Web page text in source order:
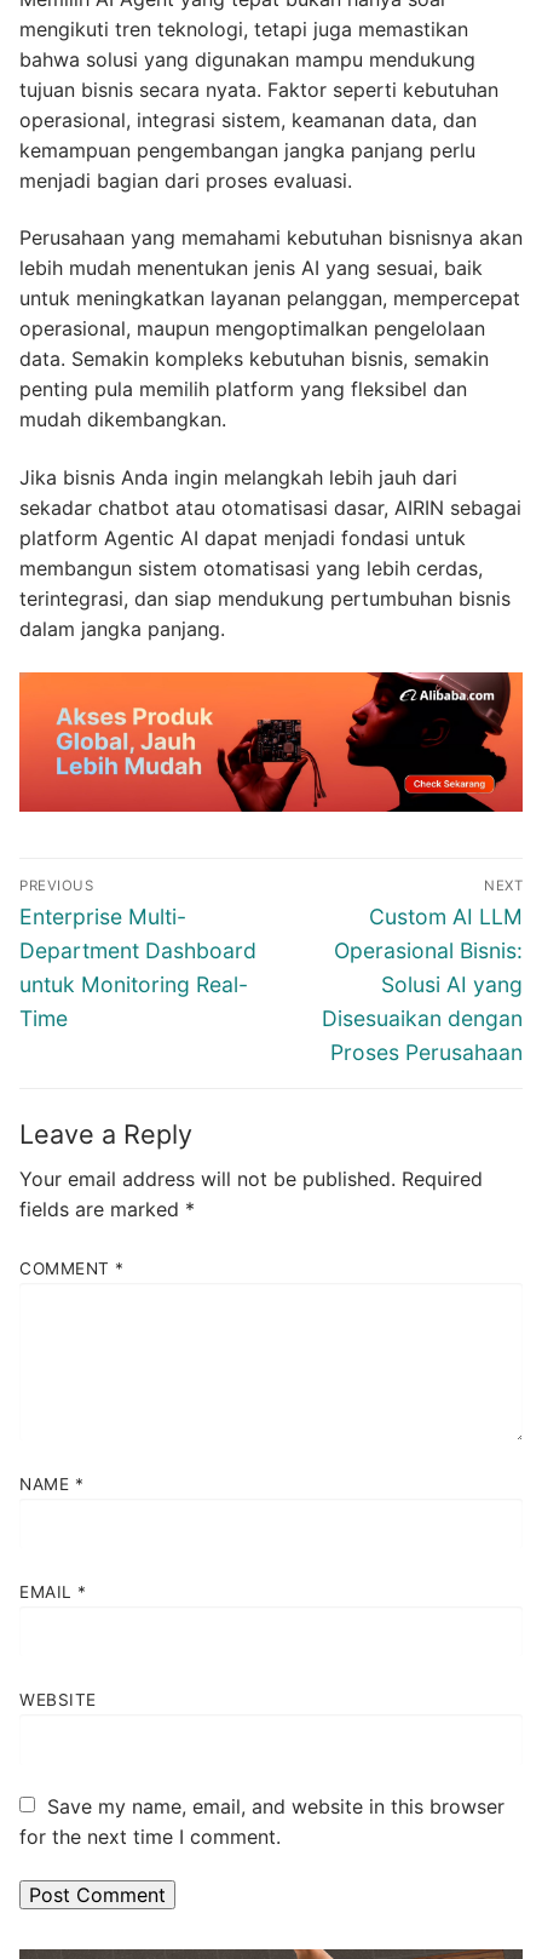
mengikuti tren teknologi, tetapi juga memastikan
bahwa solusi yang digunakan mampu mendukung
tujuan bisnis secara nyata. Faktor seperti kebutuhan
operasional, integrasi sistem, keamanan data, dan
kemampuan pengembangan jangka panjang perlu
menjadi bagian dari proses evaluasi.
Perusahaan yang memahami kebutuhan bisnisnya akan
lebih mudah menentukan jenis AI yang sesuai, baik
untuk meningkatkan layanan pelanggan, mempercepat
operasional, maupun mengoptimalkan pengelolaan
data. Semakin kompleks kebutuhan bisnis, semakin
penting pula memilih platform yang fleksibel dan
mudah dikembangkan.
Jika bisnis Anda ingin melangkah lebih jauh dari
sekadar chatbot atau otomatisasi dasar, AIRIN sebagai
platform Agentic AI dapat menjadi fondasi untuk
membangun sistem otomatisasi yang lebih cerdas,
terintegrasi, dan siap mendukung pertumbuhan bisnis
dalam jangka panjang.
Post
navigation
PREVIOUS
Previous
post:
Enterprise Multi-
Department Dashboard
untuk Monitoring Real-
Time
NEXT
Next
post:
Custom AI LLM
Operasional Bisnis:
Solusi AI yang
Disesuaikan dengan
Proses Perusahaan
Leave a Reply
Your email address will not be published. Required
fields are marked *
COMMENT *
NAME *
EMAIL *
WEBSITE
Save my name, email, and website in this browser
for the next time I comment.